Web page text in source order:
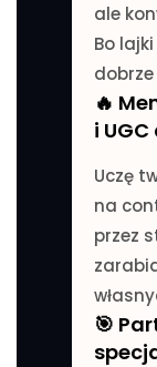
ale
Bo
🔥
i
Uczę
na
przez
🎯